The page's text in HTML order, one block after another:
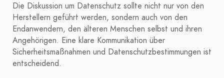
Die Diskussion um Datenschutz sollte nicht nur von den
Herstellern geführt werden, sondern auch von den
Endanwendern, den älteren Menschen selbst und ihren
Angehörigen. Eine klare Kommunikation über
Sicherheitsmaßnahmen und Datenschutzbestimmungen ist
entscheidend.